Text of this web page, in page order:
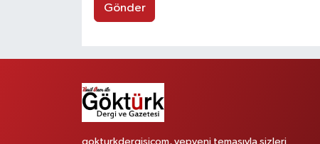
Gönder
gokturkdergisicom, yepyeni temasıyla sizleri